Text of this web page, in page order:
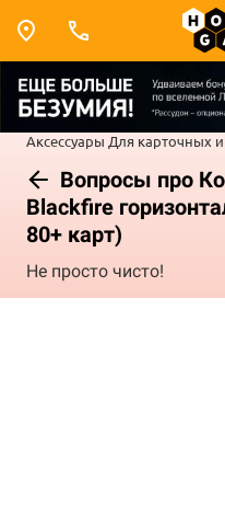
Аксессуары Для карточных
Вопросы про
Blackfire
80+ карт)
Не просто чисто!